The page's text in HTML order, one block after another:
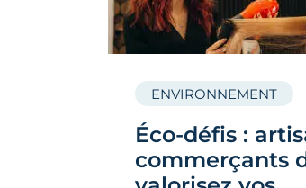
Éco-défis :
commerçants
ENVIRONNEMENT